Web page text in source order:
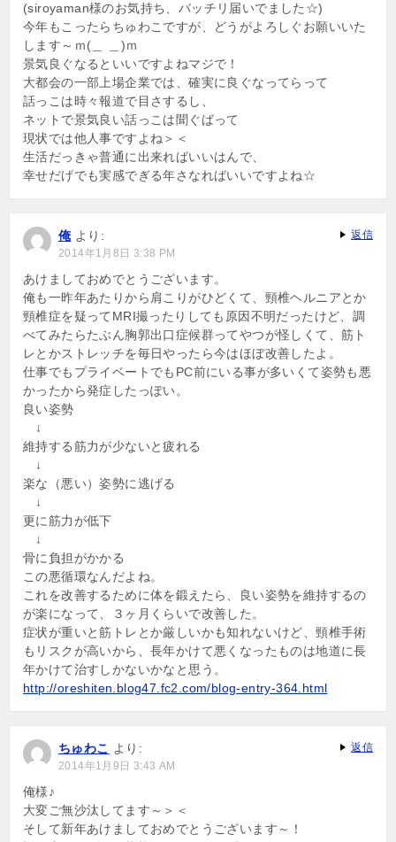
(siroyaman様のお気持ち、バッチリ届いでました☆)
今年もこったらちゅわこですが、どうがよろしぐお願いいた
します～ｍ(＿ ＿)ｍ
景気良ぐなるといいですよねマジで！
大都会の一部上場企業では、確実に良ぐなってらって
話っこは時々報道で目さするし、
ネットで景気良い話っこは聞ぐばって
現状では他人事ですよね＞＜
生活だっきゃ普通に出来ればいいはんで、
幸せだげでも実感でぎる年さなればいいですよね☆
俺 より:
2014年1月8日 3:38 PM
あけましておめでとうございます。
俺も一昨年あたりから肩こりがひどくて、頸椎ヘルニアとか
頸椎症を疑ってMRI撮ったりしても原因不明だったけど、調
べてみたらたぶん胸郭出口症候群ってやつが怪しくて、筋ト
レとかストレッチを毎日やったら今はほぼ改善したよ。
仕事でもプライベートでもPC前にいる事が多いくて姿勢も悪
かったから発症したっぽい。
良い姿勢
↓
維持する筋力が少ないと疲れる
↓
楽な（悪い）姿勢に逃げる
↓
更に筋力が低下
↓
骨に負担がかかる
この悪循環なんだよね。
これを改善するために体を鍛えたら、良い姿勢を維持するの
が楽になって、３ヶ月くらいで改善した。
症状が重いと筋トレとか厳しいかも知れないけど、頸椎手術
もリスクが高いから、長年かけて悪くなったものは地道に長
年かけて治すしかないかなと思う。
http://oreshiten.blog47.fc2.com/blog-entry-364.html
返信
ちゅわこ より:
2014年1月9日 3:43 AM
俺様♪
大変ご無沙汰してます～＞＜
そして新年あけましておめでとうございます～！
返信